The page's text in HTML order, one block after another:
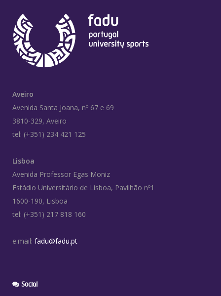
Aveiro
Avenida Santa Joana, nº 67 e 69
3810-329, Aveiro
tel: (+351) 234 421 125
Lisboa
Avenida Professor Egas Moniz
Estádio Universitário de Lisboa, Pavilhão nº1
1600-190, Lisboa
tel: (+351) 217 818 160
e.mail: fadu@fadu.pt
Social